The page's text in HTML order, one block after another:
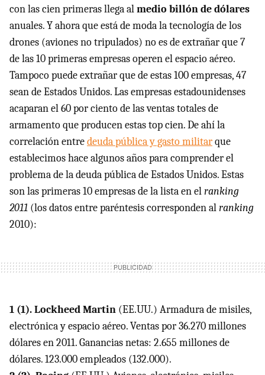
con las cien primeras llega almedio billón de dólares
anuales. Y ahora que está de moda la tecnología de los
drones (aviones no tripulados) no es de extrañar que 7
de las 10 primeras empresas operen el espacio aéreo.
Tampoco puede extrañar que de estas 100 empresas, 47
sean de Estados Unidos. Las empresas estadounidenses
acaparan el 60 por ciento de las ventas totales de
armamento que producen estas top cien. De ahí la
correlación entredeuda pública y gasto militarque
establecimos hace algunos años para comprender el
problema de la deuda pública de Estados Unidos. Estas
son las primeras 10 empresas de la lista en elranking
2011 (los datos entre paréntesis corresponden alranking
2010):
1 (1). Lockheed Martin (EE.UU.) Armadura de misiles,
electrónica y espacio aéreo. Ventas por 36.270 millones
dólares en 2011. Ganancias netas: 2.655 millones de
dólares. 123.000 empleados (132.000).